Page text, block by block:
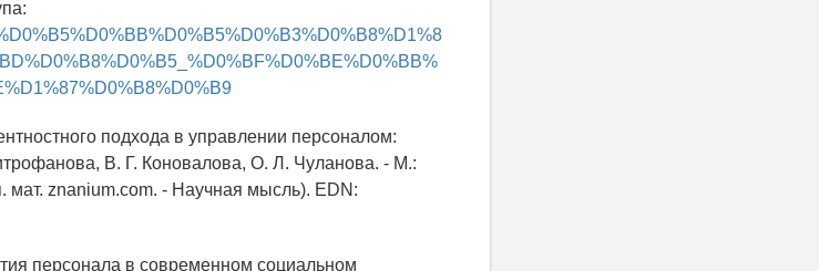
подхода в управлении персоналом:
В. Г. Коновалова, О. Л. Чуланова. - М.:
znanium.com. - Научная мысль). EDN:
персонала в современном социальном